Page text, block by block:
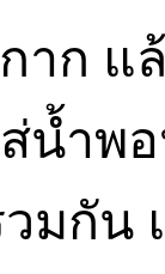
าก
น้ำพ
มกัน